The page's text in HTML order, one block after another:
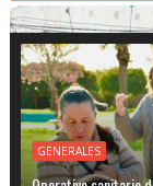
GENERALES